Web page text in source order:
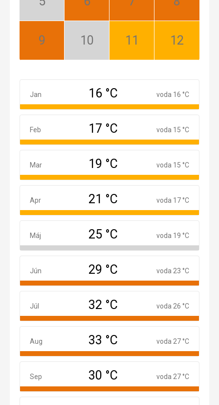
Máj:
Jún:
Júl:
August:
September:
Október:
November:
December:
Január
Jan 16 °C voda 16 °C
Február
Feb 17 °C voda 15 °C
Marec
Mar 19 °C voda 15 °C
Apríl
Apr 21 °C voda 17 °C
Máj
Máj 25 °C voda 19 °C
Jún
Jún 29 °C voda 23 °C
Júl
Júl 32 °C voda 26 °C
August
Aug 33 °C voda 27 °C
September
Sep 30 °C voda 27 °C